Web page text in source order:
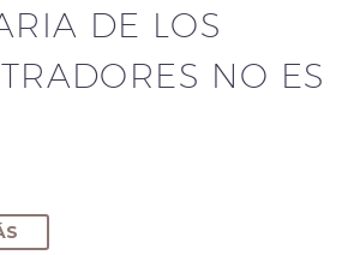
DE LOS
NO ES